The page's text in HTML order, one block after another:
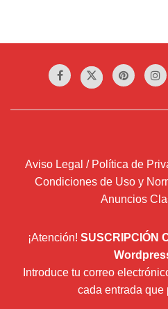
Aviso Legal / Política de
Condiciones de Uso y
Anuncios
¡Atención! SUSCRIPCIÓN
Introduce tu correo
cada entrada que